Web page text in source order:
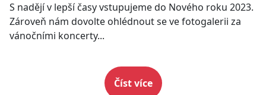
S nadějí v lepší časy vstupujeme do Nového roku 2023.
Zároveň nám dovolte ohlédnout se ve fotogalerii za
vánočními koncerty...
Číst více